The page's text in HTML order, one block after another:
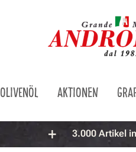
OLIVENÖL AKTIONEN
3.000 Artikel